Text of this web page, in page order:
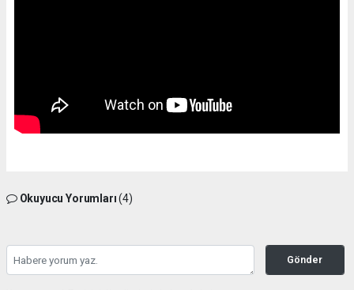
Okuyucu Yorumları(4)
Gönder